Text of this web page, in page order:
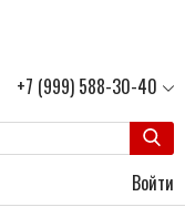
+7 (999) 588-30-40
Войти